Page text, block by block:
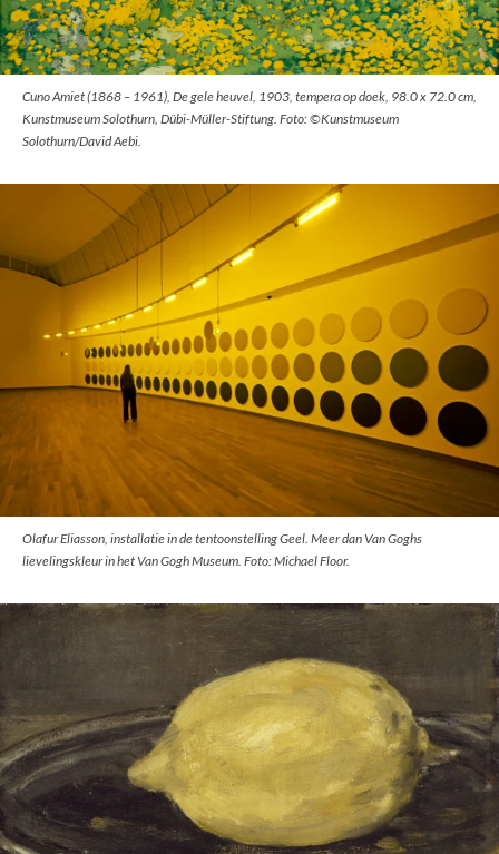
Cuno Amiet (1868 – 1961), De gele heuvel, 1903, tempera op doek, 98.0 x 72.0 cm,
Kunstmuseum Solothurn, Dübi-Müller-Stiftung. Foto: ©Kunstmuseum
Solothurn/David Aebi.
Olafur Eliasson, installatie in de tentoonstelling Geel. Meer dan Van Goghs
lievelingskleur in het Van Gogh Museum. Foto: Michael Floor.